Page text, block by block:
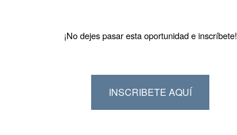
¡No dejes pasar esta oportunidad e inscríbete!
INSCRIBETE AQUÍ